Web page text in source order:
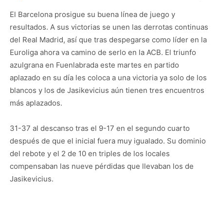
El Barcelona prosigue su buena línea de juego y
resultados. A sus victorias se unen las derrotas continuas
del Real Madrid, así que tras despegarse como líder en la
Euroliga ahora va camino de serlo en la ACB. El triunfo
azulgrana en Fuenlabrada este martes en partido
aplazado en su día les coloca a una victoria ya solo de los
blancos y los de Jasikevicius aún tienen tres encuentros
más aplazados.
31-37 al descanso tras el 9-17 en el segundo cuarto
después de que el inicial fuera muy igualado. Su dominio
del rebote y el 2 de 10 en triples de los locales
compensaban las nueve pérdidas que llevaban los de
Jasikevicius.